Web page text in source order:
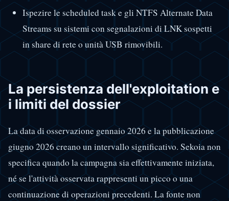
Ispezire le scheduled task e gli NTFS Alternate Data
Streams su sistemi con segnalazioni di LNK sospetti
in share di rete o unità USB rimovibili.
La persistenza dell'exploitation e
i limiti del dossier
La data di osservazione gennaio 2026 e la pubblicazione
giugno 2026 creano un intervallo significativo. Sekoia non
specifica quando la campagna sia effettivamente iniziata,
né se l'attività osservata rappresenti un picco o una
continuazione di operazioni precedenti. La fonte non